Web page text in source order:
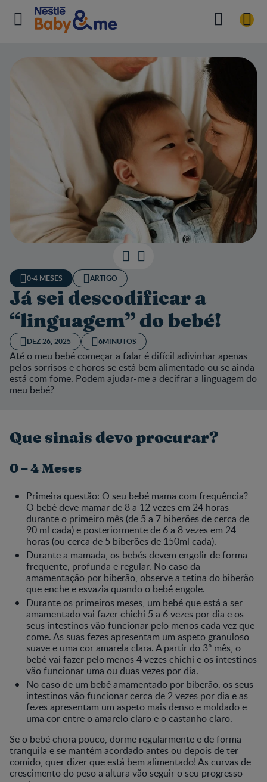
0-4 MESES ARTIGO
Já sei descodificar a
“linguagem” do bebé!
DEZ 26, 2025 6MINUTOS
Até o meu bebé começar a falar é difícil adivinhar apenas
pelos sorrisos e choros se está bem alimentado ou se ainda
está com fome. Podem ajudar-me a decifrar a linguagem do
meu bebé?
Que sinais devo procurar?
0 – 4 Meses
Primeira questão: O seu bebé mama com frequência?
O bebé deve mamar de 8 a 12 vezes em 24 horas
durante o primeiro mês (de 5 a 7 biberões de cerca de
90 ml cada) e posteriormente de 6 a 8 vezes em 24
horas (ou cerca de 5 biberões de 150ml cada).
Durante a mamada, os bebés devem engolir de forma
frequente, profunda e regular. No caso da
amamentação por biberão, observe a tetina do biberão
que enche e esvazia quando o bebé engole.
Durante os primeiros meses, um bebé que está a ser
amamentado vai fazer chichi 5 a 6 vezes por dia e os
seus intestinos vão funcionar pelo menos cada vez que
come. As suas fezes apresentam um aspeto granuloso
suave e uma cor amarela clara. A partir do 3º mês, o
bebé vai fazer pelo menos 4 vezes chichi e os intestinos
vão funcionar uma ou duas vezes por dia.
No caso de um bebé amamentado por biberão, os seus
intestinos vão funcionar cerca de 2 vezes por dia e as
fezes apresentam um aspeto mais denso e moldado e
uma cor entre o amarelo claro e o castanho claro.
Se o bebé chora pouco, dorme regularmente e de forma
tranquila e se mantém acordado antes ou depois de ter
comido, quer dizer que está bem alimentado! As curvas de
crescimento do peso a altura vão seguir o seu progresso